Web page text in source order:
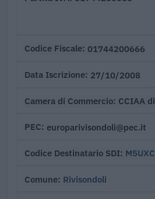
Codice Fiscale 01744200666
Data Iscrizione 27/10/2008
Camera di Commercio CCIAA
PEC europarivisondoli@pec.it
Codice Destinatario SDI
Comune Rivisondoli